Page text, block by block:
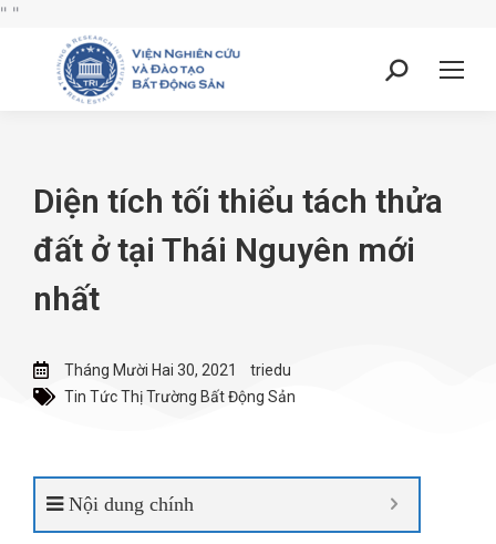
" "
Diện tích tối thiểu tách thửa
đất ở tại Thái Nguyên mới
nhất
Tháng Mười Hai 30, 2021
triedu
Tin Tức Thị Trường Bất Động Sản
Nội dung chính